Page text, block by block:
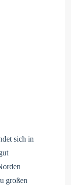
sich in
großen